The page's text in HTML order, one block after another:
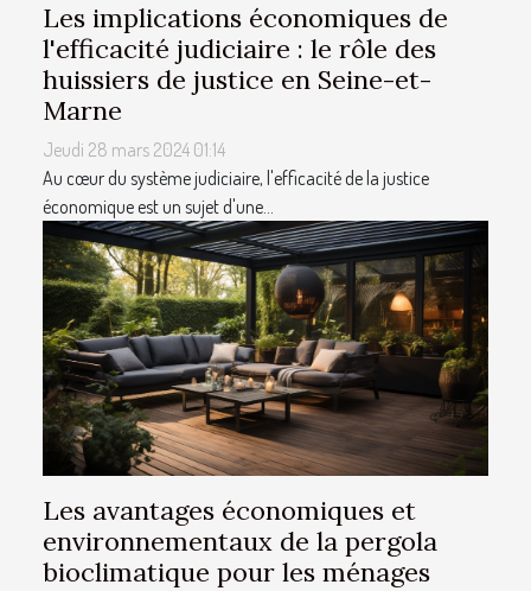
Les implications économiques de
l'efficacité judiciaire : le rôle des
huissiers de justice en Seine-et-
Marne
Jeudi 28 mars 2024 01:14
Au cœur du système judiciaire, l'efficacité de la justice
économique est un sujet d'une...
Les avantages économiques et
environnementaux de la pergola
bioclimatique pour les ménages